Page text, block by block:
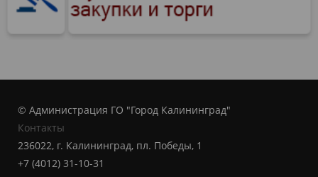
© Администрация ГО "Город Калининград"
Контакты
236022, г. Калининград, пл. Победы, 1
+7 (4012) 31-10-31